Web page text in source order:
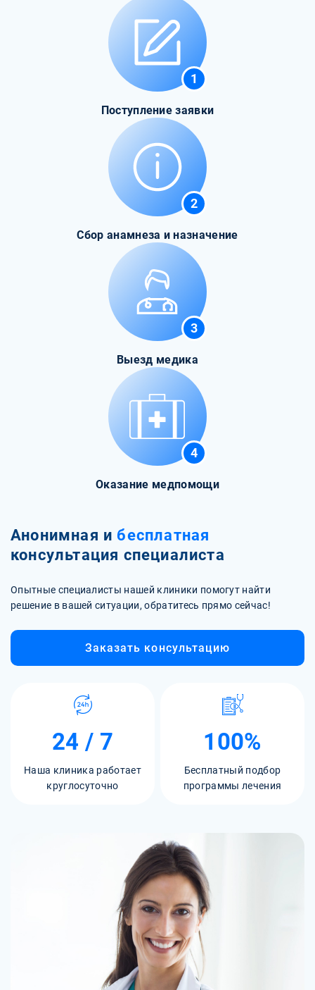
1
Поступление заявки
2
Сбор анамнеза и назначение
3
Выезд медика
4
Оказание медпомощи
Анонимная и бесплатная
консультация специалиста
Опытные специалисты нашей клиники помогут найти
решение в вашей ситуации, обратитесь прямо сейчас!
Заказать консультацию
24 / 7
Наша клиника работает
круглосуточно
100%
Бесплатный подбор
программы лечения